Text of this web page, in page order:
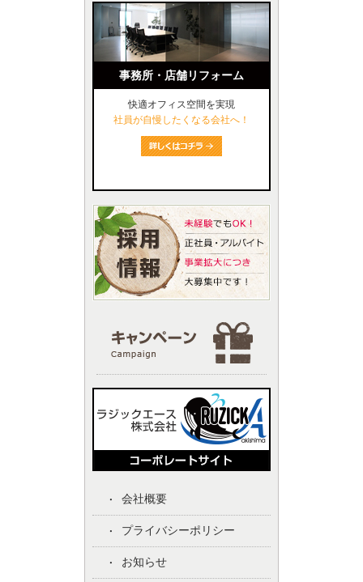
事務所・店舗リフォーム
快適オフィス空間を実現
社員が自慢したくなる会社へ！
会社概要
プライバシーポリシー
お知らせ